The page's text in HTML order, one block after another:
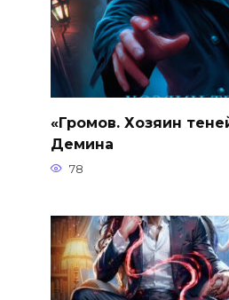
«Громов. Хозяин
Демина
78